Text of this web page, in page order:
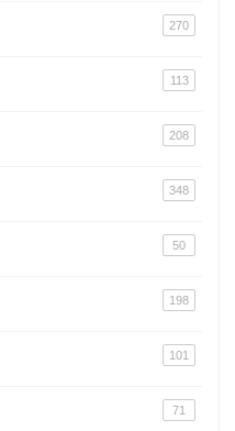
270
113
208
348
50
198
101
71